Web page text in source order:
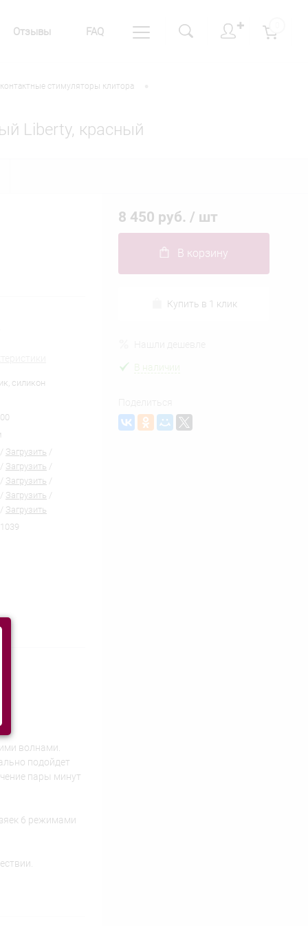
Отзывы FAQ
✚
стимуляторы клитора
Liberty, красный
силикон
/ Загрузить /
/ Загрузить /
/ Загрузить /
/ Загрузить /
/ Загрузить
волнами.
подойдет
пары минут
6 режимами
8 450 руб. / шт
В корзину
Купить в 1 клик
В наличии